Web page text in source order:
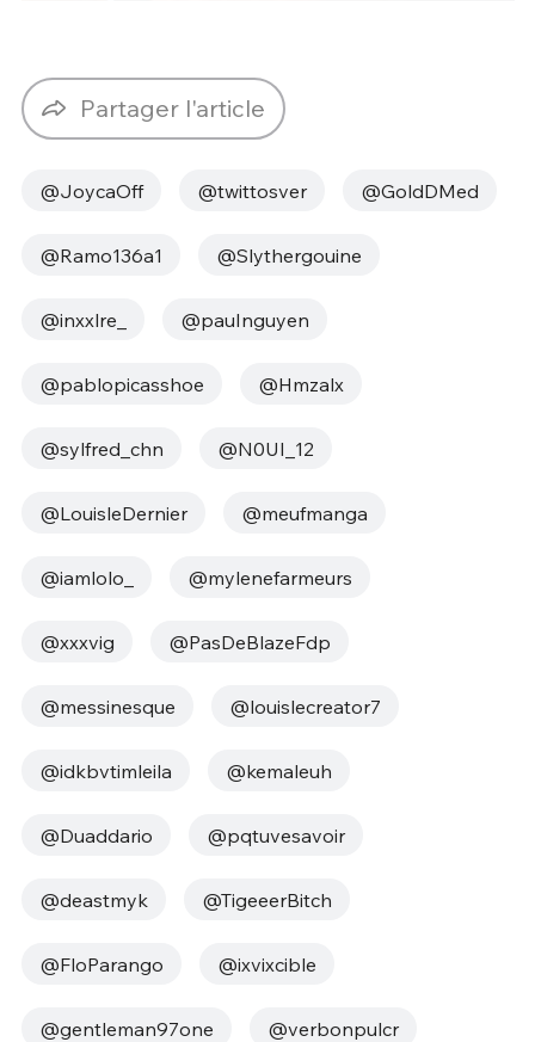
Partager l'article
@JoycaOff @twittosver @GoldDMed
@Ramo136a1 @Slythergouine
@inxxlre_ @pauInguyen
@pablopicasshoe @Hmzalx
@sylfred_chn @N0UI_12
@LouisleDernier @meufmanga
@iamlolo_ @mylenefarmeurs
@xxxvig @PasDeBlazeFdp
@messinesque @louislecreator7
@idkbvtimleila @kemaleuh
@Duaddario @pqtuvesavoir
@deastmyk @TigeeerBitch
@FloParango @ixvixcible
@gentleman97one @verbonpulcr